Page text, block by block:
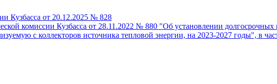
Кузбасса от 20.12.2025 № 828
комиссии Кузбасса от 28.11.2022 № 880 "Об установлении
с коллекторов источника тепловой энергии, на 2023-2027 годы", в